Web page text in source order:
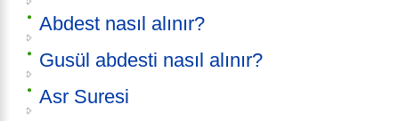
Abdest nasıl alınır?
Gusül abdesti nasıl alınır?
Asr Suresi